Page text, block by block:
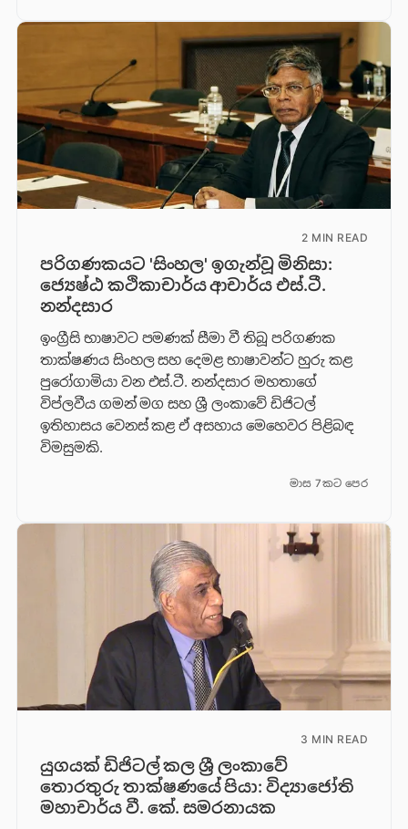
2 MIN READ
පරිගණකයට 'සිංහල' ඉගැන්වූ මිනිසා:
ජ්‍යෙෂ්ඨ කථිකාචාර්ය ආචාර්ය එස්.ටී.
නන්දසාර
ඉංග්‍රීසි භාෂාවට පමණක් සීමා වී තිබූ පරිගණක
තාක්ෂණය සිංහල සහ දෙමළ භාෂාවන්ට හුරු කළ
පුරෝගාමියා වන එස්.ටී. නන්දසාර මහතාගේ
විප්ලවීය ගමන් මග සහ ශ්‍රී ලංකාවේ ඩිජිටල්
ඉතිහාසය වෙනස් කළ ඒ අසහාය මෙහෙවර පිළිබඳ
විමසුමකි.
මාස 7කට පෙර
3 MIN READ
යුගයක් ඩිජිටල් කල ශ්‍රී ලංකාවේ
තොරතුරු තාක්ෂණයේ පියා: විද්‍යාජෝති
මහාචාර්ය වී. කේ. සමරනායක